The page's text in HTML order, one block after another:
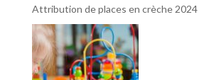
Attribution de places en crèche 2024